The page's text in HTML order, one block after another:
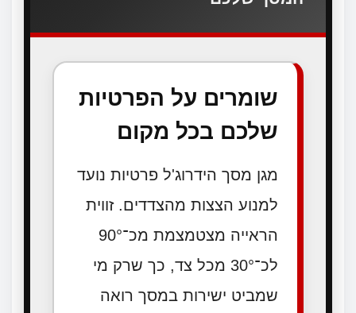
שומרים על הפרטיות
שלכם בכל מקום
מגן מסך הידרוג'ל פרטיות נועד
למנוע הצצות מהצדדים. זווית
הראייה מצטמצמת מכ־90°
לכ־30° מכל צד, כך שרק מי
שמביט ישירות במסך רואה